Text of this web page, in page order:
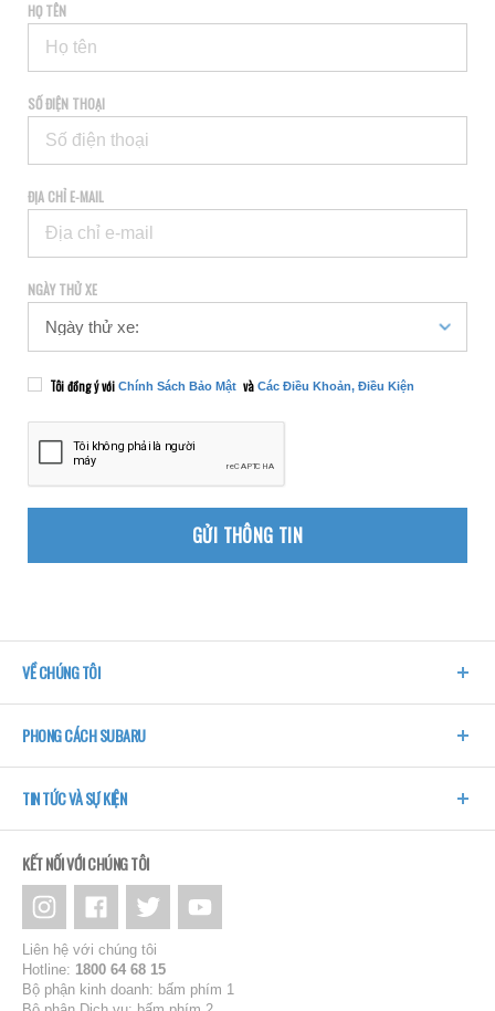
HỌ TÊN
SỐ ĐIỆN THOẠI
ĐỊA CHỈ E-MAIL
NGÀY THỬ XE
Tôi đồng ý với Chính Sách Bảo Mật và Các Điều Khoản, Điều Kiện
GỬI THÔNG TIN
VỀ CHÚNG TÔI
PHONG CÁCH SUBARU
TIN TỨC VÀ SỰ KIỆN
KẾT NỐI VỚI CHÚNG TÔI
Liên hệ với chúng tôi
Hotline: 1800 64 68 15
Bộ phận kinh doanh: bấm phím 1